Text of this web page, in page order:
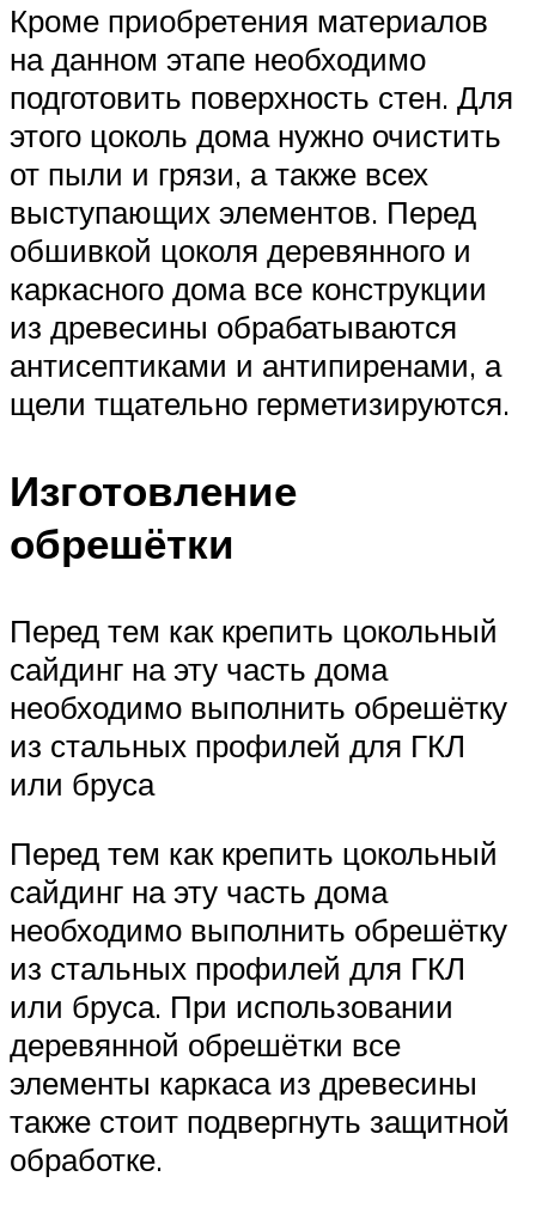
Кроме приобретения материалов
на данном этапе необходимо
подготовить поверхность стен. Для
этого цоколь дома нужно очистить
от пыли и грязи, а также всех
выступающих элементов. Перед
обшивкой цоколя деревянного и
каркасного дома все конструкции
из древесины обрабатываются
антисептиками и антипиренами, а
щели тщательно герметизируются.
Изготовление
обрешётки
Перед тем как крепить цокольный
сайдинг на эту часть дома
необходимо выполнить обрешётку
из стальных профилей для ГКЛ
или бруса
Перед тем как крепить цокольный
сайдинг на эту часть дома
необходимо выполнить обрешётку
из стальных профилей для ГКЛ
или бруса. При использовании
деревянной обрешётки все
элементы каркаса из древесины
также стоит подвергнуть защитной
обработке.